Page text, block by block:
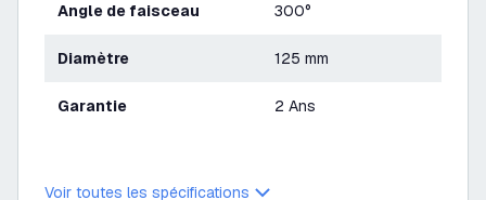
Angle de faisceau 300°
Diamètre 125 mm
Garantie 2 Ans
Voir toutes les spécifications